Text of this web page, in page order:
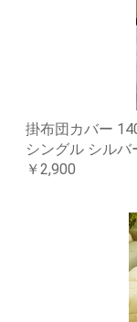
掛布団カバー
シングル シル
￥2,900